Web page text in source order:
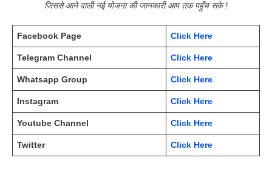
जिससे आने वाली नई योजना की जानकारी आप तक पहुँच सके !
Facebook Page Click Here
Telegram Channel Click Here
Whatsapp Group Click Here
Instagram Click Here
Youtube Channel Click Here
Twitter Click Here